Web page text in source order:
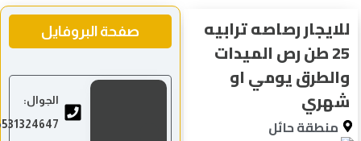
رصاصه ترابيه
25 طن رص الميدات
يومي او
منطقة حائل
صفحة البروفايل
الجوال:
966531324647